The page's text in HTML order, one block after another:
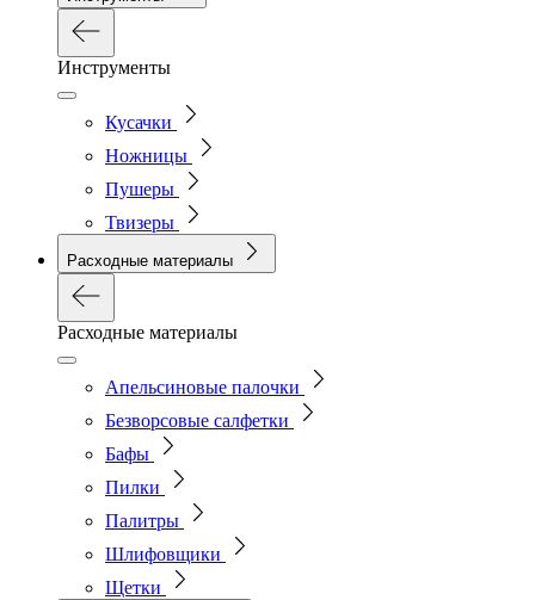
Инструменты
Кусачки
Ножницы
Пушеры
Твизеры
Расходные материалы
Расходные материалы
Апельсиновые палочки
Безворсовые салфетки
Бафы
Пилки
Палитры
Шлифовщики
Щетки